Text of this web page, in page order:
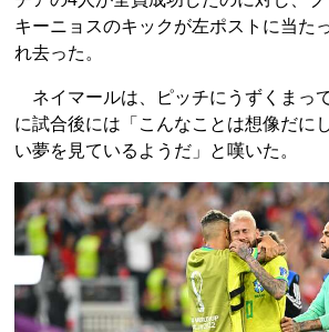
キーニョスのキックが左ポストに当た
れ去った。
ネイマールは、ピッチにうずくまっ
に試合後には「こんなことは想像だに
い夢を見ているようだ」と嘆いた。